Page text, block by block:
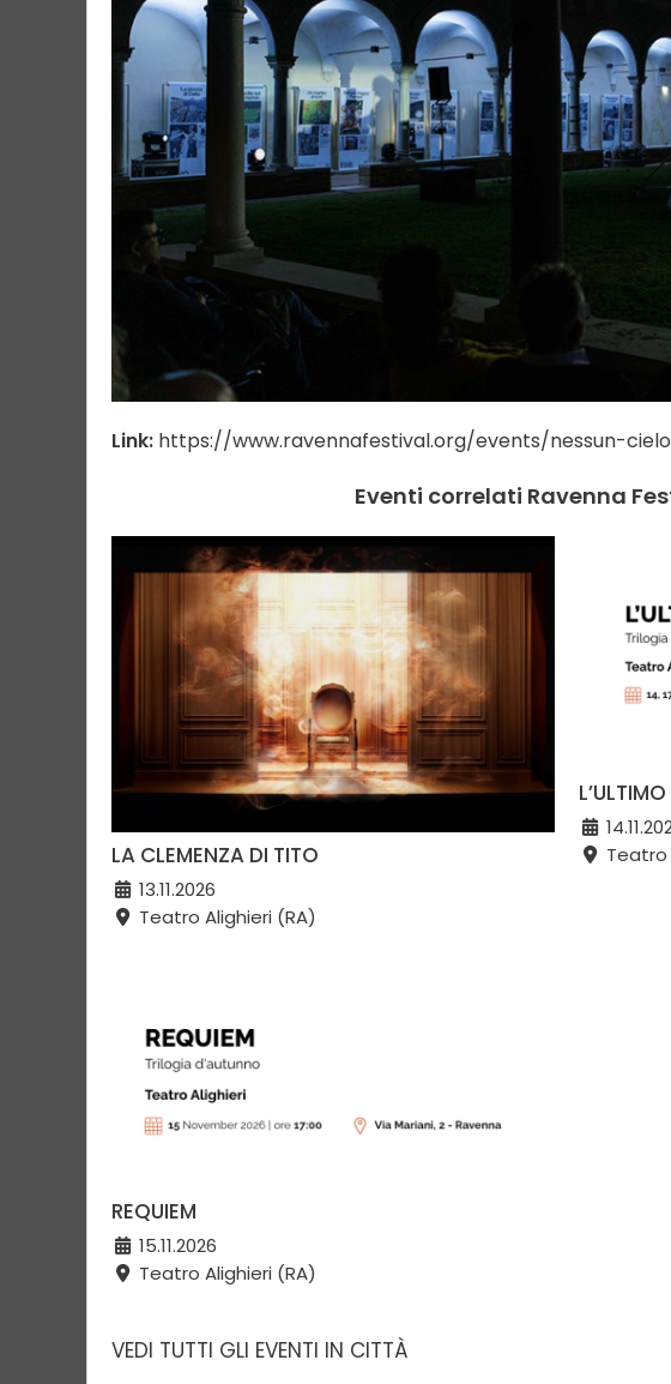
Link: https://www.ravennafestival.org/events/nessun-
Eventi correlati Ravenna
LA CLEMENZA DI TITO
13.11.2026
Teatro Alighieri (RA)
Teatro
REQUIEM
15.11.2026
Teatro Alighieri (RA)
VEDI TUTTI GLI EVENTI IN CITTÀ